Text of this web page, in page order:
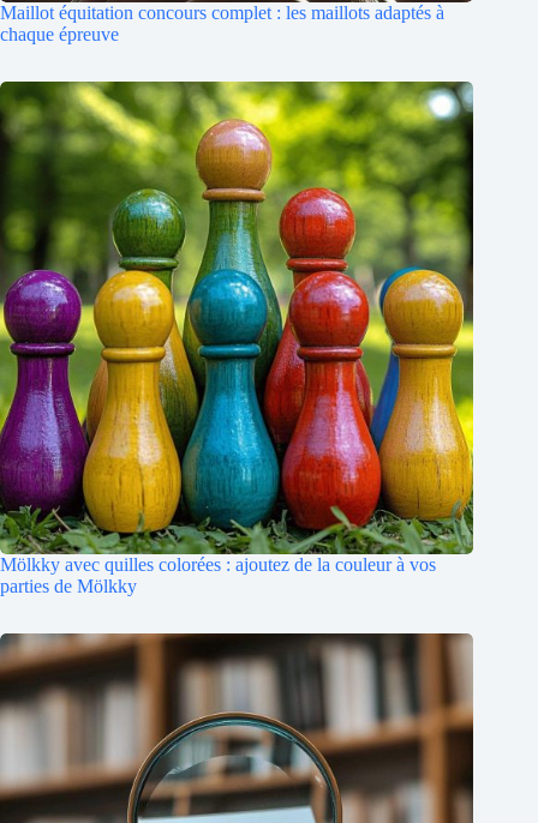
Maillot équitation concours complet : les maillots adaptés à
chaque épreuve
Mölkky avec quilles colorées : ajoutez de la couleur à vos
parties de Mölkky